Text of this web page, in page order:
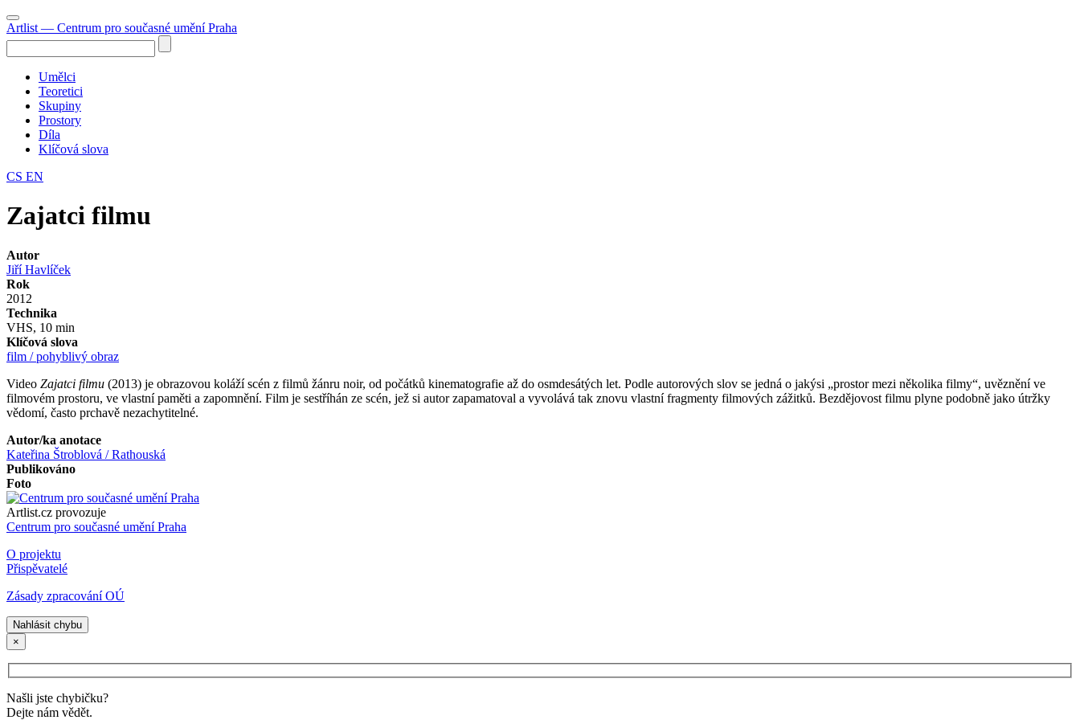
Artlist — Centrum pro současné umění Praha
Umělci
Teoretici
Skupiny
Prostory
Díla
Klíčová slova
CS EN
Zajatci filmu
Autor
Jiří Havlíček
Rok
2012
Technika
VHS, 10 min
Klíčová slova
film / pohyblivý obraz
Video Zajatci filmu (2013) je obrazovou koláží scén z filmů žánru noir, od počátků kinematografie až do osmdesátých let. Podle autorových slov se jedná o jakýsi „prostor mezi několika filmy“, uvěznění ve
filmovém prostoru, ve vlastní paměti a zapomnění. Film je sestříhán ze scén, jež si autor zapamatoval a vyvolává tak znovu vlastní fragmenty filmových zážitků. Bezdějovost filmu plyne podobně jako útržky
vědomí, často prchavě nezachytitelné.
Autor/ka anotace
Kateřina Štroblová / Rathouská
Publikováno
Foto
Artlist.cz provozuje
Centrum pro současné umění Praha
O projektu
Přispěvatelé
Zásady zpracování OÚ
Nahlásit chybu
×
Našli jste chybičku?
Dejte nám vědět.